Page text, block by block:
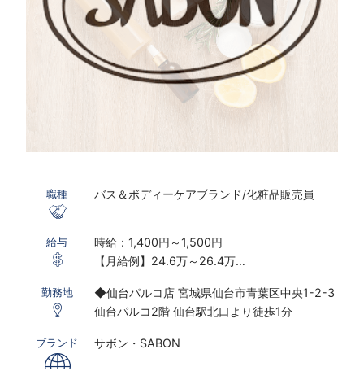
職種 バス＆ボディーケアブランド/化粧品販売員
給与
時給：1,400円～1,500円
【月給例】24.6万～26.4万
※研修期間あり
※時給は能力経験により変動する可能性がござ
います
勤務地
◆仙台パルコ店 宮城県仙台市青葉区中央1-2-3
仙台パルコ2階 仙台駅北口より徒歩1分
ブランド サボン・SABON